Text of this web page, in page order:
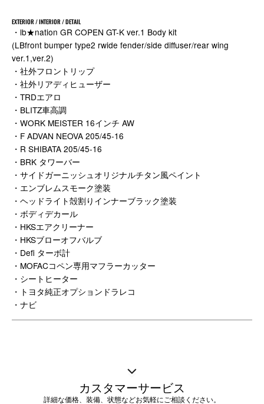
EXTERIOR / INTERIOR / DETAIL
・lb★nation GR COPEN GT-K ver.1 Body kit
(LBfront bumper type2 rwide fender/side diffuser/rear wing
ver.1,ver.2)
・社外フロントリップ
・社外リアディヒューザー
・TRDエアロ
・BLITZ車高調
・WORK MEISTER 16インチ AW
・F ADVAN NEOVA 205/45-16
・R SHIBATA 205/45-16
・BRK タワーバー
・サイドガーニッシュオリジナルチタン風ペイント
・エンブレムスモーク塗装
・ヘッドライト殻割りインナーブラック塗装
・ボディデカール
・HKSエアクリーナー
・HKSブローオフバルブ
・Defi ターボ計
・MOFACコペン専用マフラーカッター
・シートヒーター
・トヨタ純正オプションドラレコ
・ナビ
カスタマーサービス
詳細な価格、装備、状態などお気軽にご相談ください。